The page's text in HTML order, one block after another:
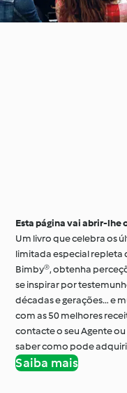
Esta página vai abrir-lhe
Um livro que celebra os
limitada especial repleta
Bimby®, obtenha
se inspirar por
décadas e gerações… e
com as 50 melhores
contacte o seu Agente
saber como pode
Saiba mais